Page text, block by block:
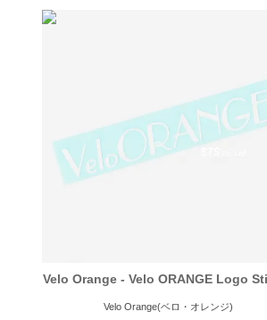
Velo Orange - Velo ORANGE Logo
Velo Orange(ベロ・オレンジ)